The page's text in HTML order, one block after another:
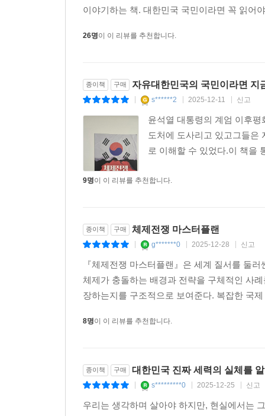
제당하고 있고 사람들의 눈과 귀를 막아버린
종이책 구매 자유대한민국의 국민이라면
| s******2 | 2025-12-11 | 신고
윤석열 대통령의 계엄 이후
도처에 도사리고 있고그들은
종이책 구매 체제전쟁 마스터플랜
| g*******0 | 2025-12-28 | 신고
『체제전쟁 마스터플랜』은 세계 질서를 둘
체제가 충돌하는 배경과 전략을 구체적인 사
종이책 구매 대한민국 진짜 세력의 실체를
| s*********0 | 2025-12-25 | 신고